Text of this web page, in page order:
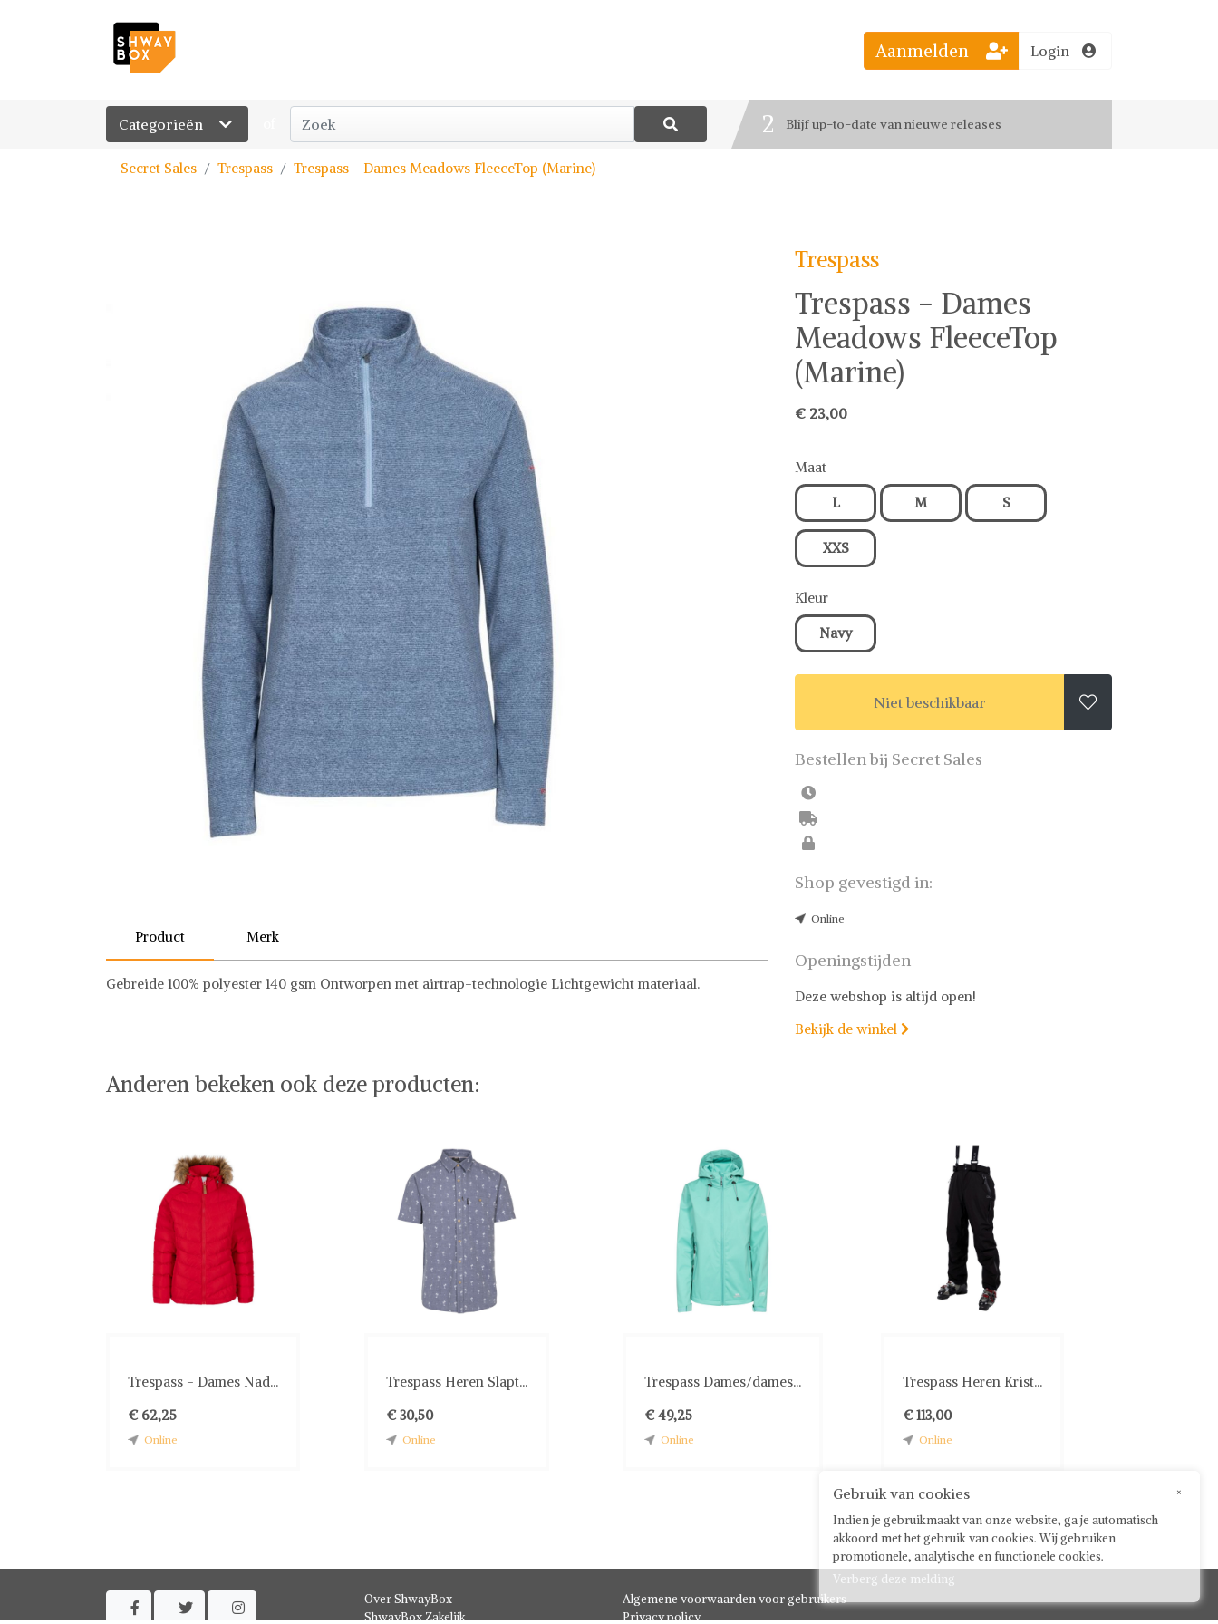
Categorieën
Bestel jouw favoriete looks
2 Blijf up-to-date van nieuwe releases
Aanmelden Login
Secret Sales Trespass Trespass - Dames Meadows FleeceTop (Marine)
Product Merk
Gebreide 100% polyester 140 gsm Ontworpen met airtrap-technologie Lichtgewicht materiaal.
Trespass
Trespass - Dames
Meadows FleeceTop
(Marine)
€ 23,00
Maat
L M S
XXS
Kleur
Navy
Niet beschikbaar 
Bestellen bij Secret Sales
Shop gevestigd in:
Online
Openingstijden
Deze webshop is altijd open!
Bekijk de winkel 
Anderen bekeken ook deze producten:
Trespass - Dames Nad...
€ 62,25
Online
Trespass Heren Slapt...
€ 30,50
Online
Trespass Dames/dames...
€ 49,25
Online
Trespass Heren Krist...
€ 113,00
Online
  
Over ShwayBox
ShwayBox Zakelijk
Algemene voorwaarden voor gebruikers
Privacy policy
×
Gebruik van cookies
Indien je gebruikmaakt van onze website, ga je automatisch
akkoord met het gebruik van cookies. Wij gebruiken
promotionele, analytische en functionele cookies.
Verberg deze melding